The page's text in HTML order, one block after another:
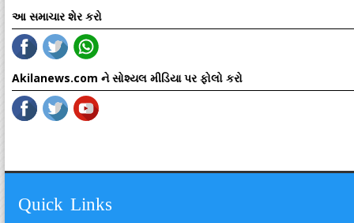
આ સમાચાર શેર કરો
Akilanews.com ને સોશ્યલ મીડિયા પર ફોલો કરો
Quick Links